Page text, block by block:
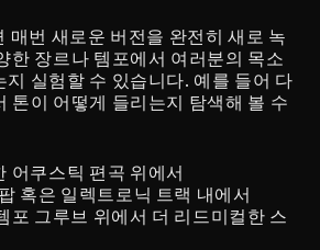
매번 새로운 버전을 완전히 새로 녹
한 장르나 템포에서 여러분의 목소
지 실험할 수 있습니다. 예를 들어 다
톤이 어떻게 들리는지 탐색해 볼 수
어쿠스틱 편곡 위에서
혹은 일렉트로닉 트랙 내에서
포 그루브 위에서 더 리드미컬한 스